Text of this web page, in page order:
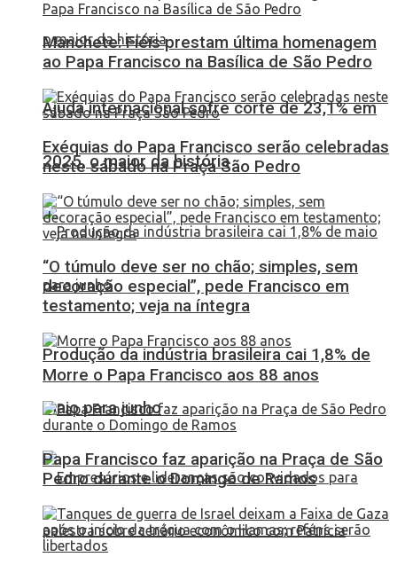
Ajuda internacional sofre corte de 23,1% em
2025, o maior da história
Produção da indústria brasileira cai 1,8% de
maio para junho
Manchete: Fiéis prestam última homenagem
ao Papa Francisco na Basílica de São Pedro
Exéquias do Papa Francisco serão celebradas
neste sábado na Praça São Pedro
“O túmulo deve ser no chão; simples, sem
decoração especial”, pede Francisco em
testamento; veja na íntegra
Morre o Papa Francisco aos 88 anos
Papa Francisco faz aparição na Praça de São
Pedro durante o Domingo de Ramos